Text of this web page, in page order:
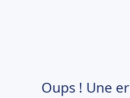
Oups ! Une